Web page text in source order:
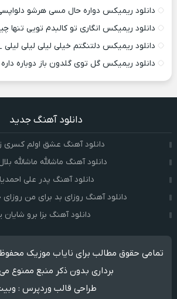
دانلود ریمیکس دواره حال مسی هرشو
دانلود ریمیکس انگاری تو کالبدم تویی تنها
دانلود ریمیکس دلتنگتم خیلی لیلی لیلی
دانلود ریمیکس گل توی گلدون باز دوباره
دانلود آهنگ جدید
دانلود آهنگ عشق اولم کسری
دانلود آهنگ ماشالله ماشالله
دانلود آهنگ پدر علی
دانلود آهنگ روزای بد برای من
دانلود آهنگ بزا برو شایان
تمامی حقوق مطالب برای نایاب موزیک
برداری بدون ذکر منبع ممنوع
طراحی قالب وردپرس :